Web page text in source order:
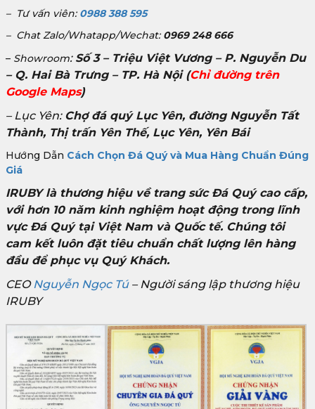
– Tư vấn viên: 0988 388 595
– Chat Zalo/Whatapp/Wechat: 0969 248 666
– Showroom: Số 3 – Triệu Việt Vương – P. Nguyễn Du
– Q. Hai Bà Trưng – TP. Hà Nội(Chỉ đường trên
Google Maps)
– Lục Yên: Chợ đá quý Lục Yên, đường Nguyễn Tất
Thành, Thị trấn Yên Thế, Lục Yên, Yên Bái
Hướng Dẫn Cách Chọn Đá Quý và Mua Hàng Chuẩn Đúng
Giá
IRUBY là thương hiệu về trang sức Đá Quý cao cấp,
với hơn 10 năm kinh nghiệm hoạt động trong lĩnh
vực Đá Quý tại Việt Nam và Quốc tế. Chúng tôi
cam kết luôn đặt tiêu chuẩn chất lượng lên hàng
đầu để phục vụ Quý Khách.
CEONguyễn Ngọc Tú– Người sáng lập thương hiệu
IRUBY